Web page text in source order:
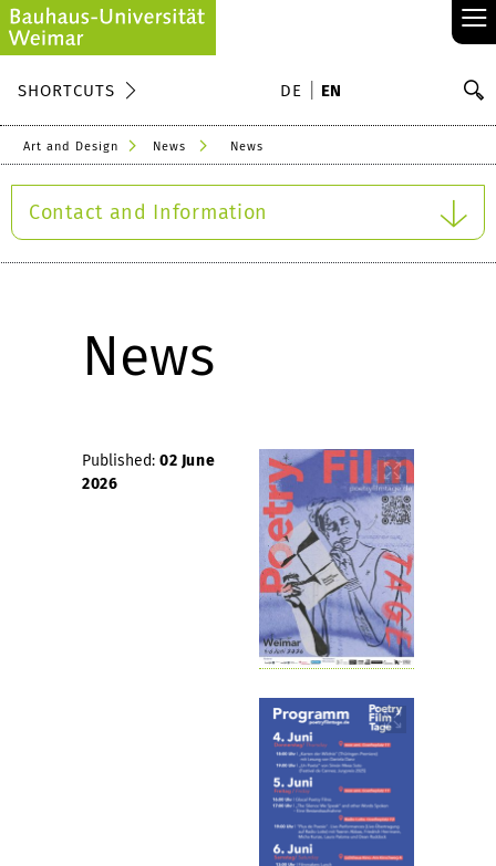
≡
SHORTCUTS DE EN
Art and Design News News
Contact and Information
News
Published: 02 June
2026